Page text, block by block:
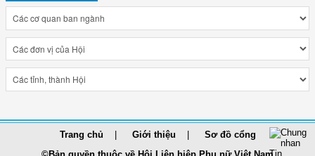
Trang chủ Giới thiệu
Sơ đồ cổng